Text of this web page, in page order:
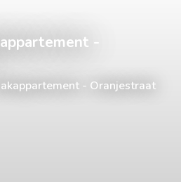
-
- Oranjestraat